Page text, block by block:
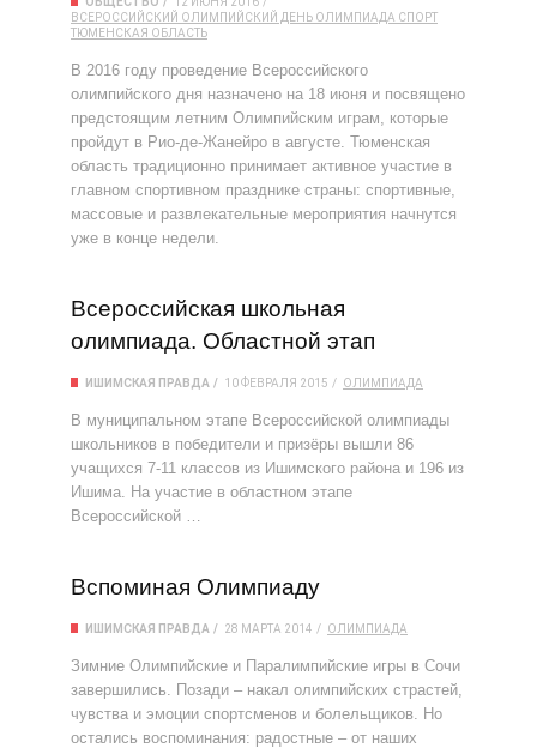
ВСЕРОССИЙСКИЙ ОЛИМПИЙСКИЙ ДЕНЬ ОЛИМПИАДА СПОРТ
ТЮМЕНСКАЯ ОБЛАСТЬ
В 2016 году проведение Всероссийского
олимпийского дня назначено на 18 июня и посвящено
предстоящим летним Олимпийским играм, которые
пройдут в Рио-де-Жанейро в августе. Тюменская
область традиционно принимает активное участие в
главном спортивном празднике страны: спортивные,
массовые и развлекательные мероприятия начнутся
уже в конце недели.
Всероссийская школьная
олимпиада. Областной этап
ИШИМСКАЯ ПРАВДА 10 ФЕВРАЛЯ 2015 ОЛИМПИАДА
В муниципальном этапе Всероссийской олимпиады
школьников в победители и призёры вышли 86
учащихся 7-11 классов из Ишимского района и 196 из
Ишима. На участие в областном этапе
Всероссийской …
Вспоминая Олимпиаду
ИШИМСКАЯ ПРАВДА 28 МАРТА 2014 ОЛИМПИАДА
Зимние Олимпийские и Паралимпийские игры в Сочи
завершились. Позади – накал олимпийских страстей,
чувства и эмоции спортсменов и болельщиков. Но
остались воспоминания: радостные – от наших